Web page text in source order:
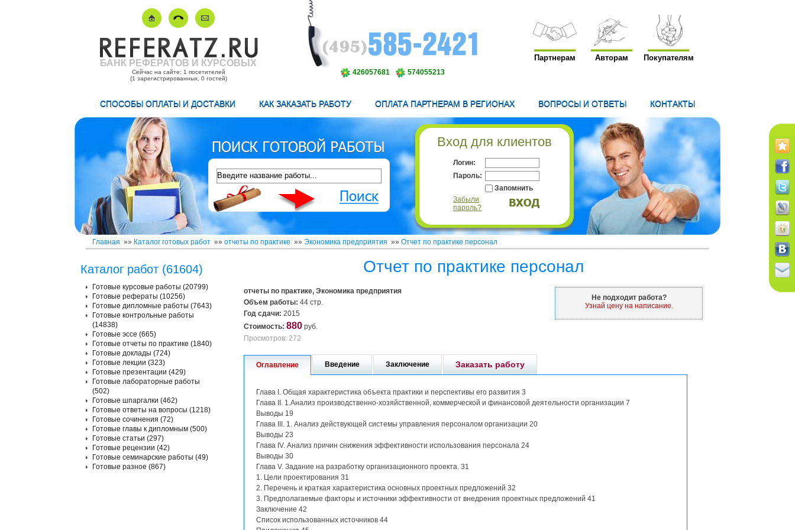
БАНК РЕФЕРАТОВ И КУРСОВЫХ
Сейчас на сайте: 1 посетителей
(1 зарегистрированных, 0 гостей)
426057681 574055213
Партнерам Авторам Покупателям
СПОСОБЫ ОПЛАТЫ И ДОСТАВКИ КАК ЗАКАЗАТЬ РАБОТУ ОПЛАТА ПАРТНЕРАМ В РЕГИОНАХ ВОПРОСЫ И ОТВЕТЫ КОНТАКТЫ
Вход для клиентов
Логин:
Пароль:
Запомнить
Забыли
пароль?
Главная »» Каталог готовых работ »» отчеты по практике »» Экономика предприятия »» Отчет по практике персонал
Отчет по практике персонал
отчеты по практике, Экономика предприятия
Объем работы: 44 стр.
Год сдачи: 2015
Стоимость: 880 руб.
Просмотров: 272
Не подходит работа?
Узнай цену на написание.
Оглавление Введение Заключение Заказать работу
Глава I. Общая характеристика объекта практики и перспективы его развития 3
Глава II. 1.Анализ производственно-хозяйственной, коммерческой и финансовой деятельности организации 7
Выводы 19
Глава III. 1. Анализ действующей системы управления персоналом организации 20
Выводы 23
Глава IV. Анализ причин снижения эффективности использования персонала 24
Выводы 30
Глава V. Задание на разработку организационного проекта. 31
1. Цели проектирования 31
2. Перечень и краткая характеристика основных проектных предложений 32
3. Предполагаемые факторы и источники эффективности от внедрения проектных предложений 41
Заключение 42
Список использованных источников 44
Каталог работ (61604)
Готовые курсовые работы (20799)
Готовые рефераты (10256)
Готовые дипломные работы (7643)
Готовые контрольные работы
(14838)
Готовые эссе (665)
Готовые отчеты по практике (1840)
Готовые доклады (724)
Готовые лекции (323)
Готовые презентации (429)
Готовые лабораторные работы
(502)
Готовые шпаргалки (462)
Готовые ответы на вопросы (1218)
Готовые сочинения (72)
Готовые главы к дипломным (500)
Готовые статьи (297)
Готовые рецензии (42)
Готовые семинарские работы (49)
Готовые разное (867)